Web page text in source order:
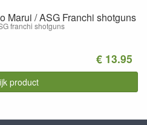
Marui / ASG Franchi shotguns
franchi shotguns
€ 13.95
product